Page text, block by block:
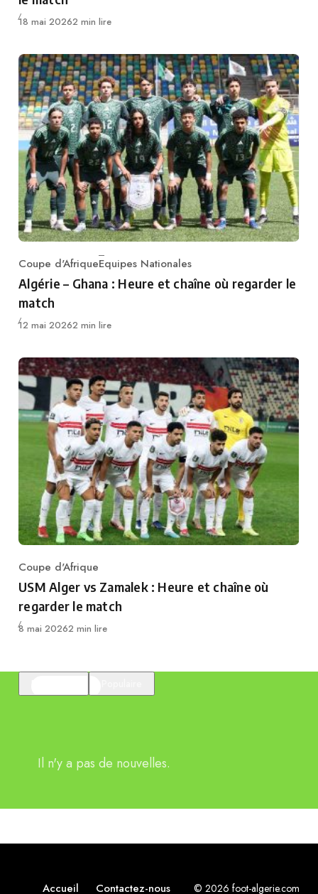
Publié
18 mai 20262 min lire
Category
Coupe d'AfriqueEquipes Nationales
Algérie – Ghana : Heure et chaîne où regarder le
match
Publié
12 mai 20262 min lire
Category
Coupe d'Afrique
USM Alger vs Zamalek : Heure et chaîne où
regarder le match
Publié
8 mai 20262 min lire
Il n'y a pas de nouvelles.
Accueil Contactez-nous © 2026 foot-algerie.com